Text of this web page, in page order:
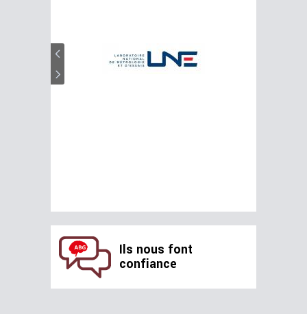
Ils nous font
confiance